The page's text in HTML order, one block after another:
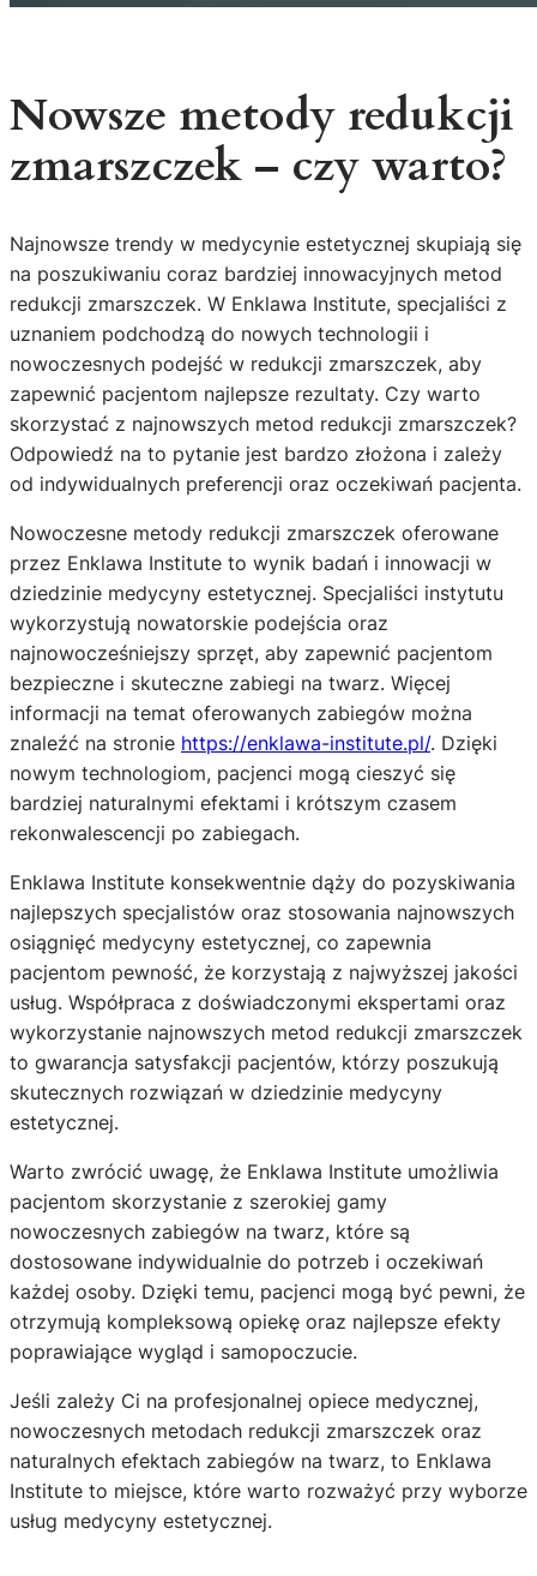
Nowsze metody redukcji
zmarszczek – czy warto?
Najnowsze trendy w medycynie estetycznej skupiają się
na poszukiwaniu coraz bardziej innowacyjnych metod
redukcji zmarszczek. W Enklawa Institute, specjaliści z
uznaniem podchodzą do nowych technologii i
nowoczesnych podejść w redukcji zmarszczek, aby
zapewnić pacjentom najlepsze rezultaty. Czy warto
skorzystać z najnowszych metod redukcji zmarszczek?
Odpowiedź na to pytanie jest bardzo złożona i zależy
od indywidualnych preferencji oraz oczekiwań pacjenta.
Nowoczesne metody redukcji zmarszczek oferowane
przez Enklawa Institute to wynik badań i innowacji w
dziedzinie medycyny estetycznej. Specjaliści instytutu
wykorzystują nowatorskie podejścia oraz
najnowocześniejszy sprzęt, aby zapewnić pacjentom
bezpieczne i skuteczne zabiegi na twarz. Więcej
informacji na temat oferowanych zabiegów można
znaleźć na stronie https://enklawa-institute.pl/. Dzięki
nowym technologiom, pacjenci mogą cieszyć się
bardziej naturalnymi efektami i krótszym czasem
rekonwalescencji po zabiegach.
Enklawa Institute konsekwentnie dąży do pozyskiwania
najlepszych specjalistów oraz stosowania najnowszych
osiągnięć medycyny estetycznej, co zapewnia
pacjentom pewność, że korzystają z najwyższej jakości
usług. Współpraca z doświadczonymi ekspertami oraz
wykorzystanie najnowszych metod redukcji zmarszczek
to gwarancja satysfakcji pacjentów, którzy poszukują
skutecznych rozwiązań w dziedzinie medycyny
estetycznej.
Warto zwrócić uwagę, że Enklawa Institute umożliwia
pacjentom skorzystanie z szerokiej gamy
nowoczesnych zabiegów na twarz, które są
dostosowane indywidualnie do potrzeb i oczekiwań
każdej osoby. Dzięki temu, pacjenci mogą być pewni, że
otrzymują kompleksową opiekę oraz najlepsze efekty
poprawiające wygląd i samopoczucie.
Jeśli zależy Ci na profesjonalnej opiece medycznej,
nowoczesnych metodach redukcji zmarszczek oraz
naturalnych efektach zabiegów na twarz, to Enklawa
Institute to miejsce, które warto rozważyć przy wyborze
usług medycyny estetycznej.